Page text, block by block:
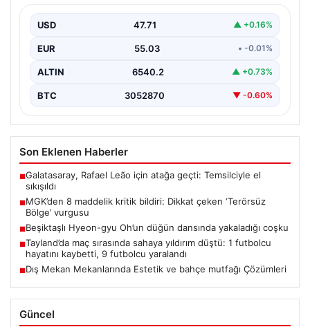
USD 47.71 ▲ +0.16%
EUR 55.03 • -0.01%
ALTIN 6540.2 ▲ +0.73%
BTC 3052870 ▼ -0.60%
Son Eklenen Haberler
■Galatasaray, Rafael Leão için atağa geçti: Temsilciyle el
sıkışıldı
■MGK’den 8 maddelik kritik bildiri: Dikkat çeken ‘Terörsüz
Bölge’ vurgusu
■Beşiktaşlı Hyeon-gyu Oh’un düğün dansında yakaladığı coşku
■Tayland’da maç sırasında sahaya yıldırım düştü: 1 futbolcu
hayatını kaybetti, 9 futbolcu yaralandı
■Dış Mekan Mekanlarında Estetik ve bahçe mutfağı Çözümleri
Güncel